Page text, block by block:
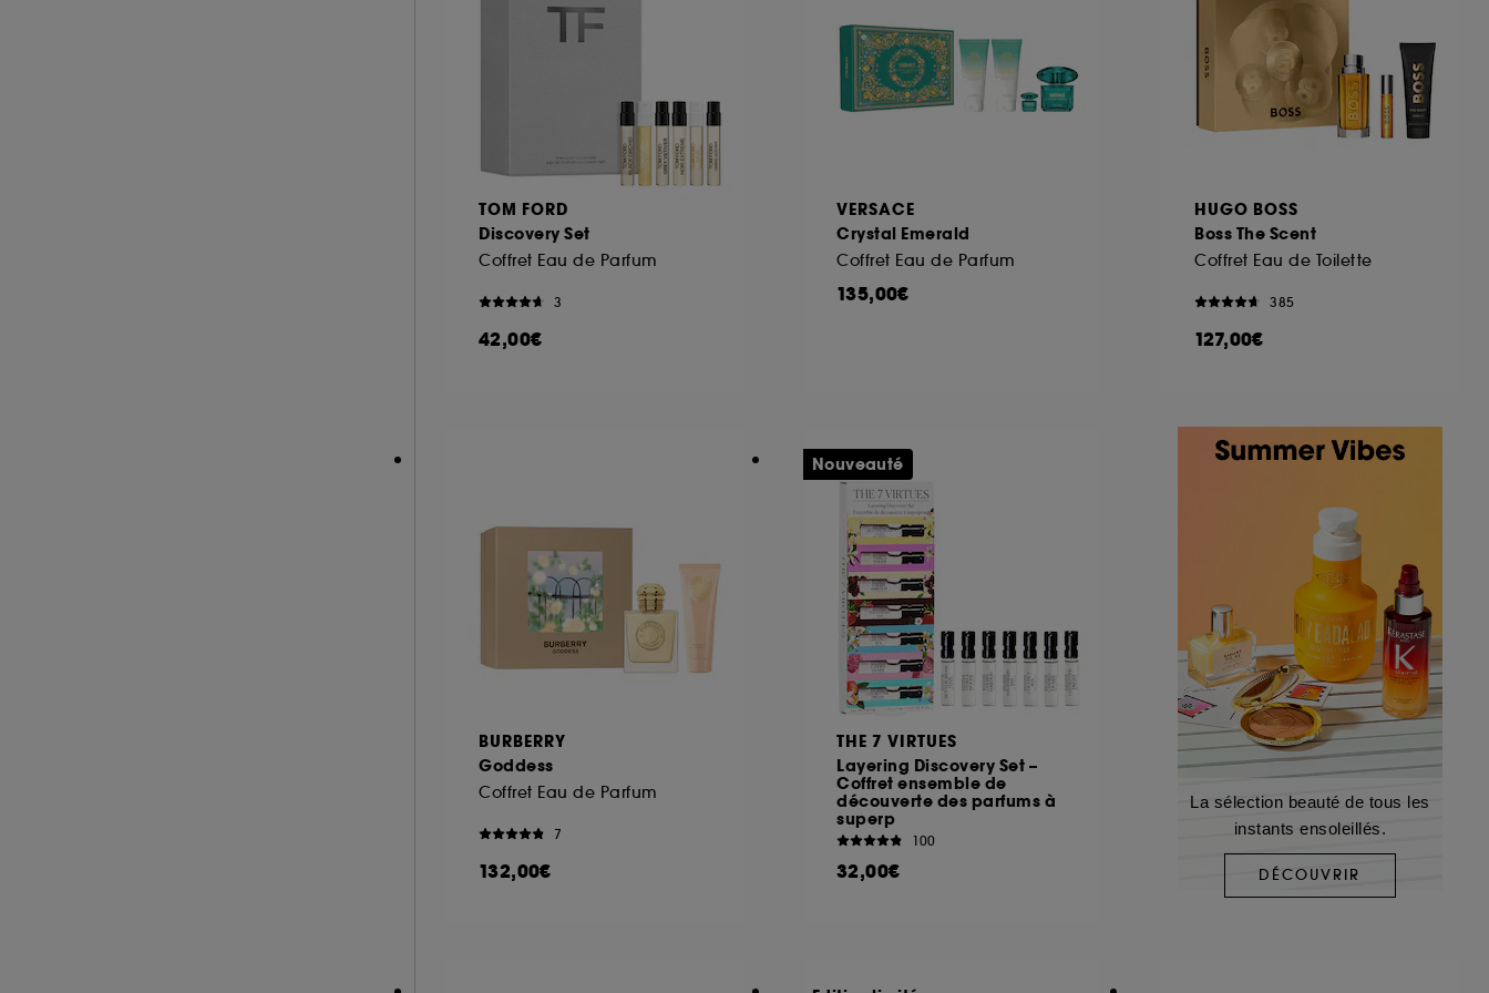
TOM FORD
Discovery Set
Coffret Eau de Parfum
3
42,00€
VERSACE
Crystal Emerald
Coffret Eau de Parfum
135,00€
HUGO BOSS
Boss The Scent
Coffret Eau de Toilette
385
127,00€
BURBERRY
Goddess
Coffret Eau de Parfum
7
132,00€
THE 7 VIRTUES
Layering Discovery Set –
Coffret ensemble de
découverte des parfums à
superp
100
32,00€
Nouveauté
La sélection beauté de tous les
instants ensoleillés.
DÉCOUVRIR
A l'exception des cookies techniques, le dépôt et la lecture de ces traceurs requiert votre accord. Vous pouvez personnaliser vos choix concernant
le dépôt de ces cookies grâce au bouton "personnaliser mes choix" ci-dessous ou décider de "tout accepter". Sephora pourra associer les
informations de navigation collectées par ces Cookies, pour les finalités acceptées, avec les données personnelles collectées ou générées lors
de votre activité en ligne ou en magasin. Pour refuser tous les cookies, cliques sur "continuer sans accepter". Voous pouvez à tout moment choisir